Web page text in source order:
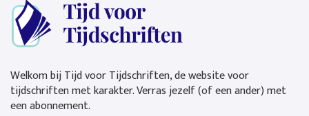
Welkom bij Tijd voor Tijdschriften, de website voor
tijdschriften met karakter. Verras jezelf (of een ander) met
een abonnement.